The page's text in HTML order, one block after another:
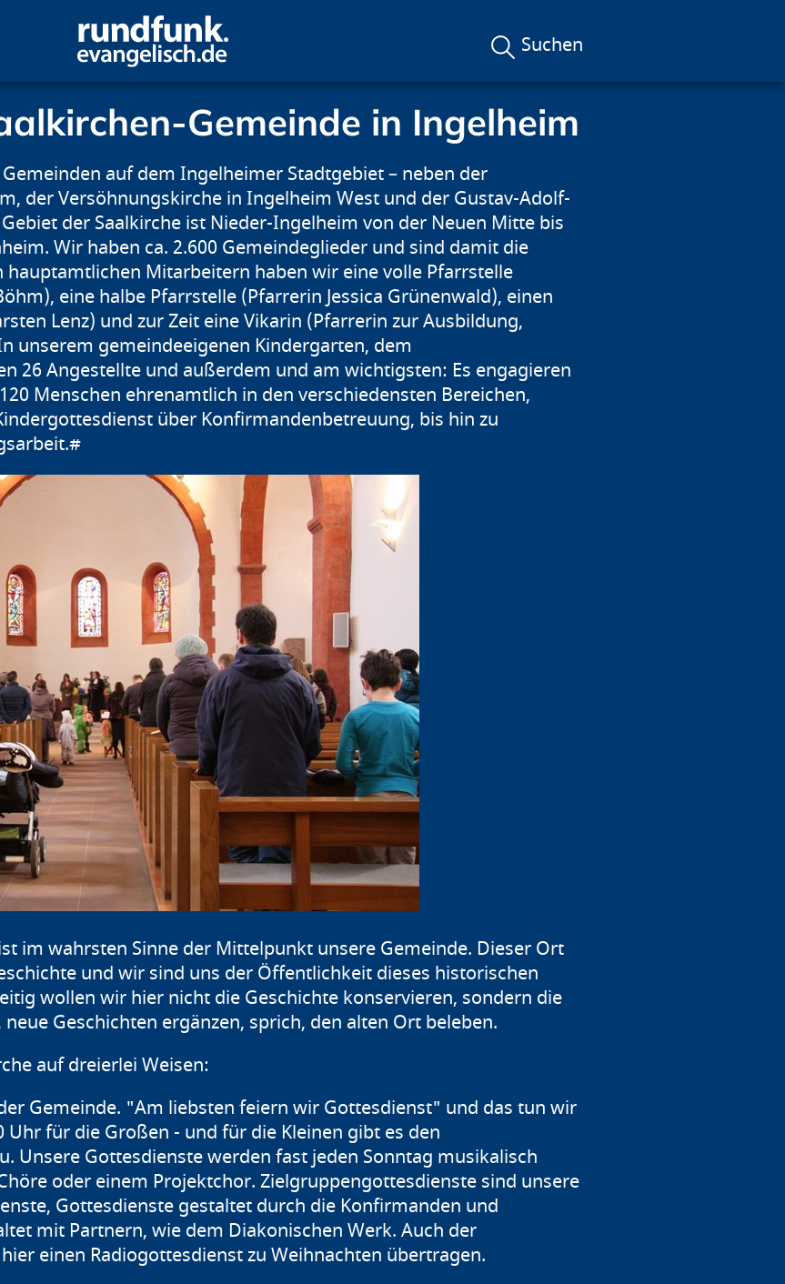
Suchen
Gemeinde in Ingelheim
auf dem Ingelheimer Stadtgebiet – neben der
der Versöhnungskirche in Ingelheim West und der Gustav-Adolf-
der Saalkirche ist Nieder-Ingelheim von der Neuen Mitte bis
Wir haben ca. 2.600 Gemeindeglieder und sind damit die
hauptamtlichen Mitarbeitern haben wir eine volle Pfarrstelle
eine halbe Pfarrstelle (Pfarrerin Jessica Grünenwald), einen
Lenz) und zur Zeit eine Vikarin (Pfarrerin zur Ausbildung,
unserem gemeindeeigenen Kindergarten, dem
26 Angestellte und außerdem und am wichtigsten: Es engagieren
Menschen ehrenamtlich in den verschiedensten Bereichen,
über Konfirmandenbetreuung, bis hin zu
im wahrsten Sinne der Mittelpunkt unsere Gemeinde. Dieser Ort
und wir sind uns der Öffentlichkeit dieses historischen
wollen wir hier nicht die Geschichte konservieren, sondern die
Geschichten ergänzen, sprich, den alten Ort beleben.
auf dreierlei Weisen:
Gemeinde. "Am liebsten feiern wir Gottesdienst" und das tun wir
Uhr für die Großen - und für die Kleinen gibt es den
Unsere Gottesdienste werden fast jeden Sonntag musikalisch
oder einem Projektchor. Zielgruppengottesdienste sind unsere
Gottesdienste gestaltet durch die Konfirmanden und
mit Partnern, wie dem Diakonischen Werk. Auch der
einen Radiogottesdienst zu Weihnachten übertragen.